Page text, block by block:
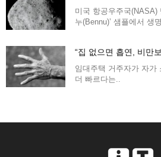
미국 항공우주국(NASA)
누(Bennu)’ 샘플에서 생
“집 없으면 흡연, 비만
임대주택 거주자가 자가
더 빠르다는..